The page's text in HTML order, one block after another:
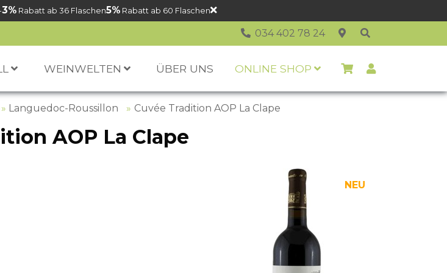
3%Rabatt ab 36 Flaschen5%Rabatt ab 60 Flaschen
034 402 78 24
WEINWELTEN ÜBER UNS ONLINE SHOP
Languedoc-Roussillon Cuvée Tradition AOP La Clape
AOP La Clape